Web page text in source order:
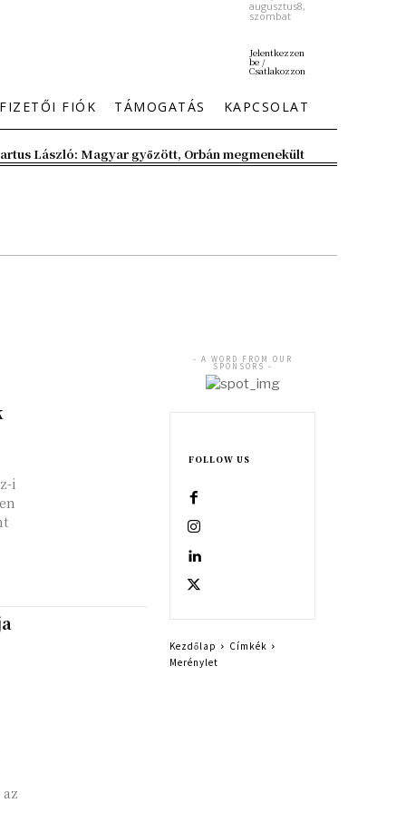
augusztus8,
szombat
Jelentkezzen
be /
Csatlakozzon
FIÓK TÁMOGATÁS KAPCSOLAT
László: Magyar győzött, Orbán megmenekült
i
- A WORD FROM OUR
SPONSORS -
FOLLOW US
Kezdőlap
Címkék
Merénylet